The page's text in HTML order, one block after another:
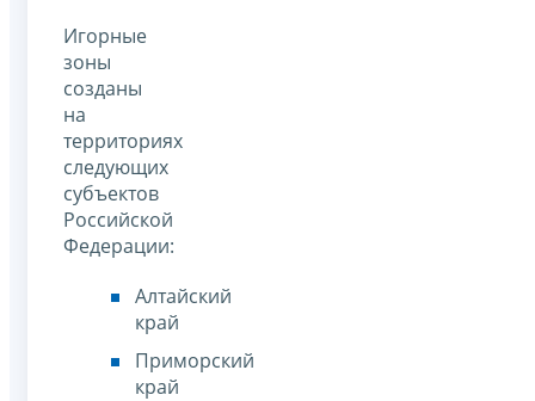
Игорные
зоны
созданы
на
территориях
следующих
субъектов
Российской
Федерации:
Алтайский
край
Приморский
край